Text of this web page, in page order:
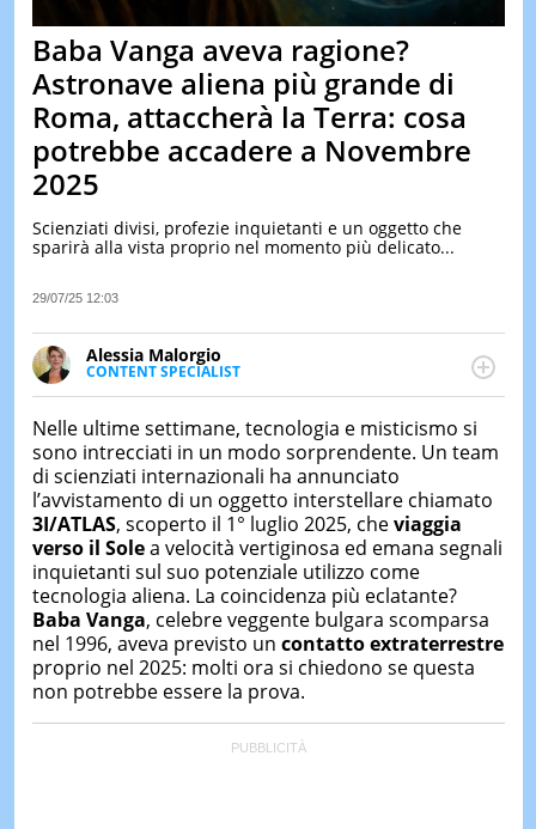
TEST
Baba Vanga aveva ragione?
Astronave aliena più grande di
Roma, attaccherà la Terra: cosa
potrebbe accadere a Novembre
2025
Scienziati divisi, profezie inquietanti e un oggetto che
sparirà alla vista proprio nel momento più delicato...
29/07/25 12:03
Alessia Malorgio
CONTENT SPECIALIST
Ha conseguito un Master in Marketing Management
occupa della creazione di contenuti in ottica SEO e
dello sviluppo di strategie marketing attraverso
canali digitali.
Nelle ultime settimane, tecnologia e misticismo si
sono intrecciati in un modo sorprendente. Un team
di scienziati internazionali ha annunciato
l’avvistamento di un oggetto interstellare chiamato
3I/ATLAS, scoperto il 1° luglio 2025, cheviaggia
verso il Solea velocità vertiginosa ed emana segnali
inquietanti sul suo potenziale utilizzo come
tecnologia aliena. La coincidenza più eclatante?
Baba Vanga, celebre veggente bulgara scomparsa
nel 1996, aveva previsto un contatto extraterrestre
proprio nel 2025: molti ora si chiedono se questa
non potrebbe essere la prova.